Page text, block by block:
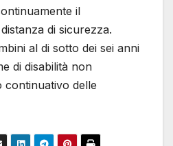
il
di sicurezza.
al di sotto dei sei anni
di disabilità non
continuativo delle